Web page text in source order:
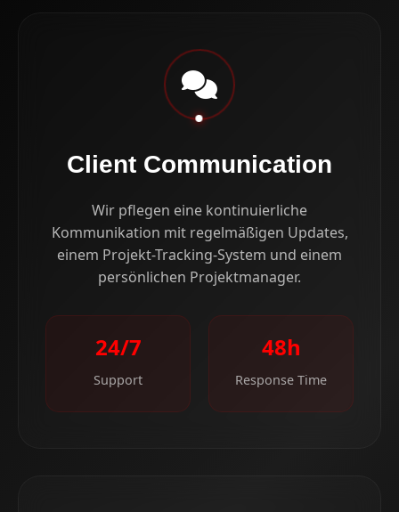
Client Communication
Wir pflegen eine kontinuierliche
Kommunikation mit regelmäßigen Updates,
einem Projekt-Tracking-System und einem
persönlichen Projektmanager.
24/7
Support
48h
Response Time